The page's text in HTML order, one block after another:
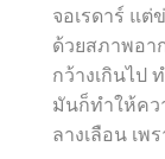
จอเรดาร์ แต่
ด้วยสภาพอา
กว้างเกินไป
มันก็ทำให้คว
ลางเลือน เพ